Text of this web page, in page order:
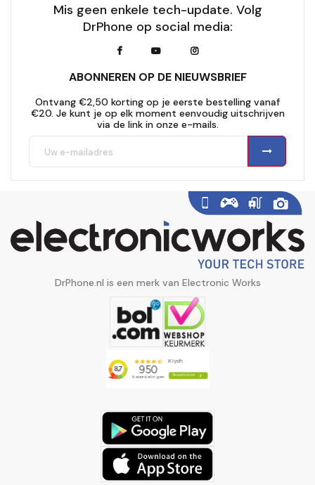
Mis geen enkele tech-update. Volg
DrPhone op social media:
ABONNEREN OP DE NIEUWSBRIEF
Ontvang €2,50 korting op je eerste bestelling vanaf
€20. Je kunt je op elk moment eenvoudig uitschrijven
via de link in onze e-mails.
DrPhone.nl is een merk van Electronic Works